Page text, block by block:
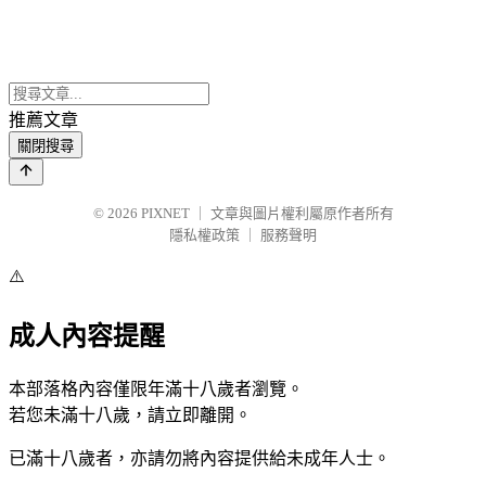
推薦文章
關閉搜尋
© 2026 PIXNET
文章與圖片權利屬原作者所有
隱私權政策
服務聲明
⚠️
成人內容提醒
本部落格內容僅限年滿十八歲者瀏覽。
若您未滿十八歲，請立即離開。
已滿十八歲者，亦請勿將內容提供給未成年人士。